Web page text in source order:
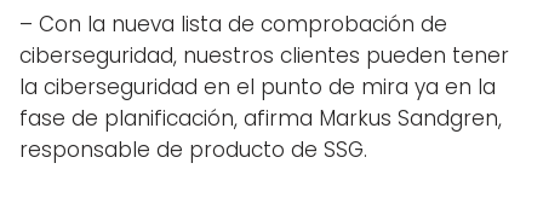
– Con la nueva lista de comprobación de
ciberseguridad, nuestros clientes pueden tener
la ciberseguridad en el punto de mira ya en la
fase de planificación, afirma Markus Sandgren,
responsable de producto de SSG.